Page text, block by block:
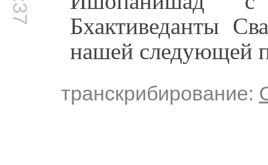
Бхактиведанты
нашей следующей
транскрибирование: